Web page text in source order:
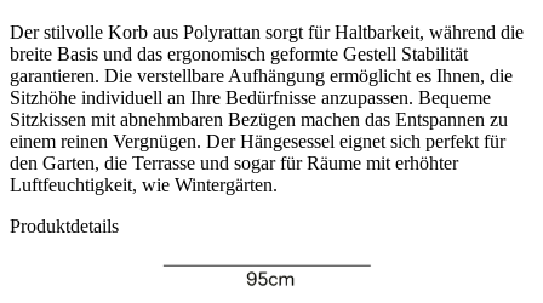
Der stilvolle Korb aus Polyrattan sorgt für Haltbarkeit, während die
breite Basis und das ergonomisch geformte Gestell Stabilität
garantieren. Die verstellbare Aufhängung ermöglicht es Ihnen, die
Sitzhöhe individuell an Ihre Bedürfnisse anzupassen. Bequeme
Sitzkissen mit abnehmbaren Bezügen machen das Entspannen zu
einem reinen Vergnügen. Der Hängesessel eignet sich perfekt für
den Garten, die Terrasse und sogar für Räume mit erhöhter
Luftfeuchtigkeit, wie Wintergärten.
Produktdetails